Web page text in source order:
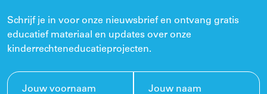
Schrijf je in voor onze nieuwsbrief en ontvang gratis
educatief materiaal en updates over onze
kinderrechteneducatieprojecten.